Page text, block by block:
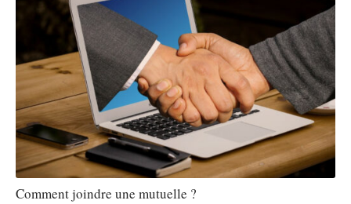
Comment joindre une mutuelle ?